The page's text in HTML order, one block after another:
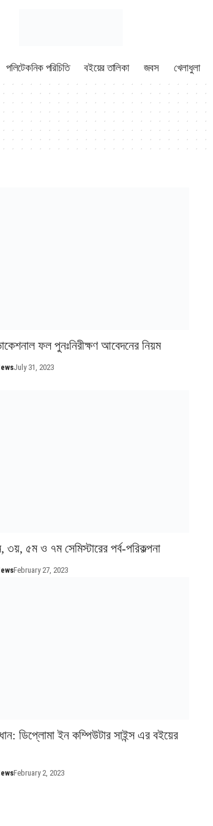
পলিটেকনিক পরিচিতি বইয়ের তালিকা জবস খেলাধুলা
ফল পুনঃনিরীক্ষণ আবেদনের নিয়ম
July 31, 2023
৩য়, ৫ম ও ৭ম সেমিস্টারের পর্ব-পরিকল্পনা
February 27, 2023
ডিপ্লোমা ইন কম্পিউটার সাইন্স এর বইয়ের
February 2, 2023